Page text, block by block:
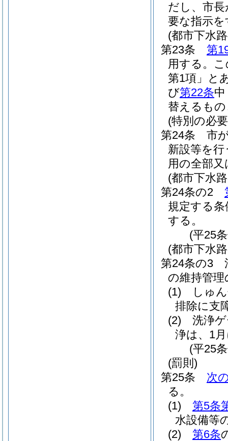
だし、市
要な指示
(都市下水
第23条
第
用する。
第1項」と
び第22条
替えるも
(特別の必
第24条
市
新設等を
用の全部
(都市下水
第24条の2
規定する
する。
(平25
(都市下水
第24条の3
の維持管
(1)
しゅ
排除に支
(2)
洗浄
浄は、1
(平25
(罰則)
第25条
次
る。
(1)
第5条
水設備等
(2)
第6条